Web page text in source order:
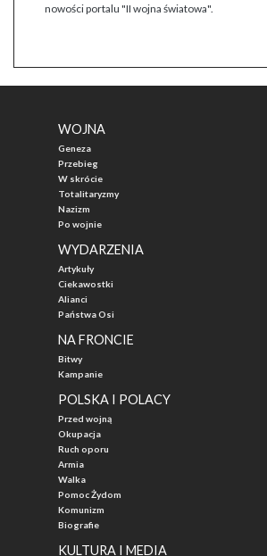
nowości portalu "II wojna światowa".
WOJNA
Geneza
Przebieg
W skrócie
Totalitaryzmy
Nazizm
Po wojnie
WYDARZENIA
Artykuły
Ciekawostki
Alianci
Państwa Osi
NA FRONCIE
Bitwy
Kampanie
POLSKA I POLACY
Przed wojną
Okupacja
Ruch oporu
Armia
Walka
Pomoc Żydom
Komunizm
Biografie
KULTURA I MEDIA